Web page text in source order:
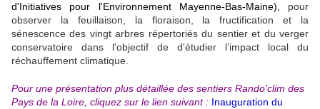
d'Initiatives pour l'Environnement Mayenne-Bas-Maine), pour
observer la feuillaison, la floraison, la fructification et la
sénescencedes vingt arbres répertoriésdu sentier et du verger
conservatoire dans l'objectif de d'étudier l’impact local du
réchauffement climatique.
Pour une présentation plus détaillée des sentiers Rando'clim des
Pays de la Loire, cliquez sur le lien suivant : Inauguration du